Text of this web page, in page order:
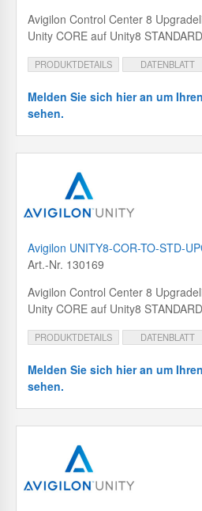
Avigilon Control Center 8
Unity CORE auf Unity8
PRODUKTDETAILS DATENBLATT
Melden Sie sich hier an um
sehen.
Avigilon UNITY8-COR-TO-STD-
Art.-Nr. 130169
Avigilon Control Center 8
Unity CORE auf Unity8
PRODUKTDETAILS DATENBLATT
Melden Sie sich hier an um
sehen.